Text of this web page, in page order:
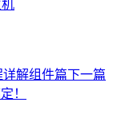
详解组件篇下一篇
！